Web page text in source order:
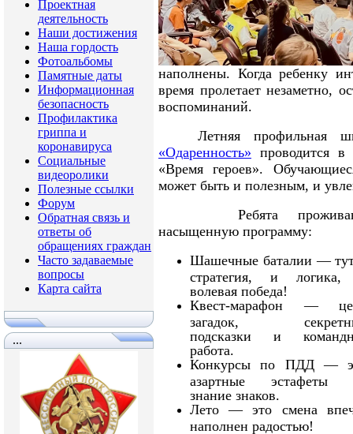
Проектная
деятельность
Наши достижения
Наша гордость
Фотоальбомы
Памятные даты
Информационная
безопасность
Профилактика
гриппа и
коронавируса
Социальные
видеоролики
Полезные ссылки
Форум
Обратная связь и
ответы об
обращениях граждан
Часто задаваемые
вопросы
Карта сайта
...
наполнены. Когда ребенку
время пролетает незаметно,
воспоминаний.
Летняя профильная
«Одаренность» проводится в
«Время героев».
может быть и полезным, и
Ребята
насыщенную программу:
Шашечные баталии —
стратегия, и
волевая победа!
Квест-марафон —
загадок,
подсказки и
работа.
Конкурсы по ПДД —
азартные эстафеты
знание знаков.
Лето — это смена
наполнен радостью!